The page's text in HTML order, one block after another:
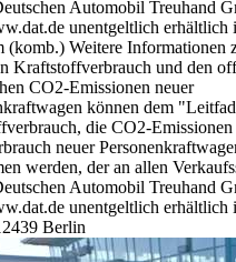
Automobil Treuhand
unentgeltlich erhältlich
(komb.) Weitere Informationen
Kraftstoffverbrauch und den
CO2-Emissionen neuer
können dem
die CO2-Emissionen
neuer
werden, der an allen
Automobil Treuhand
unentgeltlich erhältlich
Berlin